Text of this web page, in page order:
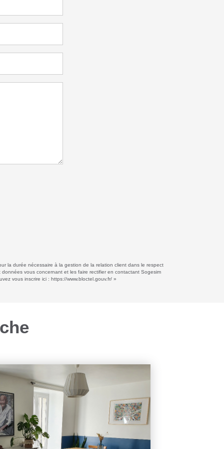
la durée nécessaire à la gestion de la relation client dans le respect
vous concernant et les faire rectifier en contactant Sogesim
vous inscrire ici : https://www.bloctel.gouv.fr/ »